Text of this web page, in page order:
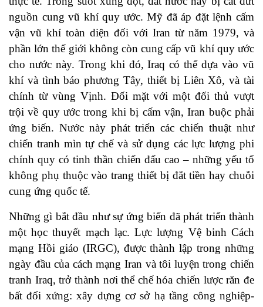
nguồn cung vũ khí quy ước. Mỹ đã áp đặt lệnh cấm
vận vũ khí toàn diện đối với Iran từ năm 1979, và
phần lớn thế giới không còn cung cấp vũ khí quy ước
cho nước này. Trong khi đó, Iraq có thể dựa vào vũ
khí và tình báo phương Tây, thiết bị Liên Xô, và tài
chính từ vùng Vịnh. Đối mặt với một đối thủ vượt
trội về quy ước trong khi bị cấm vận, Iran buộc phải
ứng biến. Nước này phát triển các chiến thuật như
chiến tranh mìn tự chế và sử dụng các lực lượng phi
chính quy có tinh thần chiến đấu cao – những yếu tố
không phụ thuộc vào trang thiết bị đắt tiền hay chuỗi
cung ứng quốc tế.
Những gì bắt đầu như sự ứng biến đã phát triển thành
một học thuyết mạch lạc. Lực lượng Vệ binh Cách
mạng Hồi giáo (IRGC), được thành lập trong những
ngày đầu của cách mạng Iran và tôi luyện trong chiến
tranh Iraq, trở thành nơi thể chế hóa chiến lược răn đe
bất đối xứng: xây dựng cơ sở hạ tầng công nghiệp-